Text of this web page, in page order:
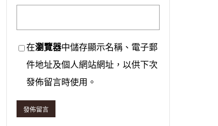
在瀏覽器中儲存顯示名稱、電子郵
件地址及個人網站網址，以供下次
發佈留言時使用。